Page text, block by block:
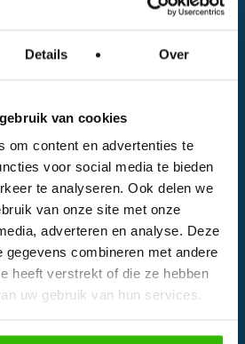
Details Over
van cookies
om content en advertenties te
voor social media te bieden
te analyseren. Ook delen we
van onze site met onze
adverteren en analyse. Deze
gegevens combineren met andere
heeft verstrekt of die ze hebben
uw gebruik van hun services.